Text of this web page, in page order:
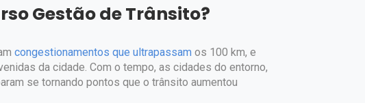
Gestão de Trânsito?
congestionamentos que ultrapassam os 100 km, e
da cidade. Com o tempo, as cidades do entorno,
se tornando pontos que o trânsito aumentou